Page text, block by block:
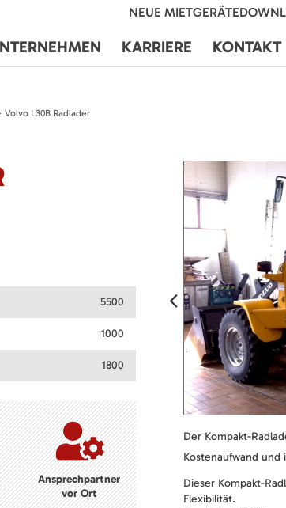
NEUE MIETGERÄTE
KARRIERE KONTAKT
Volvo L30B Radlader
5500
1000
1800
Ansprechpartner
vor Ort
Der Kompakt-
Kostenaufwand
Dieser Kompakt-
Flexibilität.